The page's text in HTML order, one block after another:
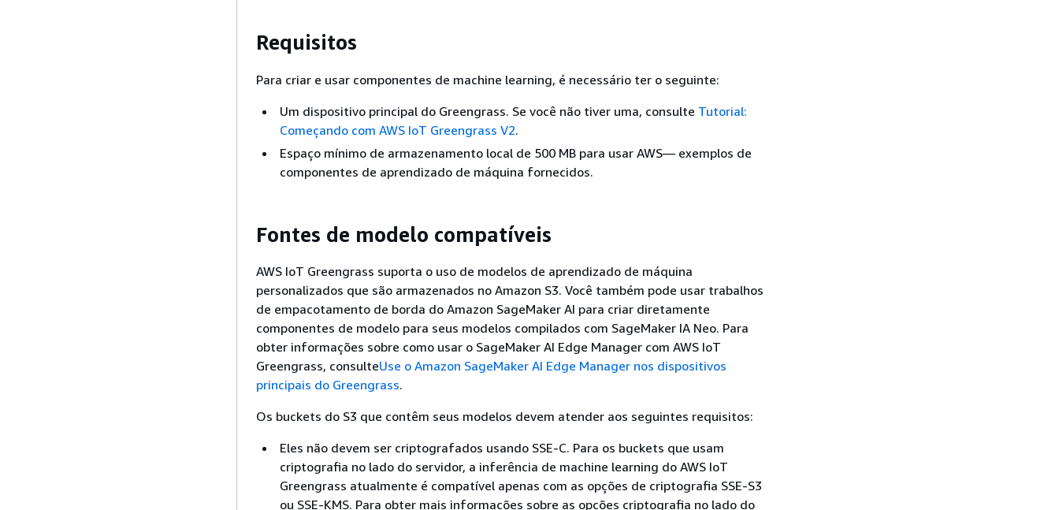
Requisitos
Para criar e usar componentes de machine learning, é necessário ter o seguinte:
Um dispositivo principal do Greengrass. Se você não tiver uma, consulte Tutorial:
Começando com AWS IoT Greengrass V2.
Espaço mínimo de armazenamento local de 500 MB para usar AWS— exemplos de
componentes de aprendizado de máquina fornecidos.
Fontes de modelo compatíveis
AWS IoT Greengrass suporta o uso de modelos de aprendizado de máquina
personalizados que são armazenados no Amazon S3. Você também pode usar trabalhos
de empacotamento de borda do Amazon SageMaker AI para criar diretamente
componentes de modelo para seus modelos compilados com SageMaker IA Neo. Para
obter informações sobre como usar o SageMaker AI Edge Manager com AWS IoT
Greengrass, consulteUse o Amazon SageMaker AI Edge Manager nos dispositivos
principais do Greengrass.
Os buckets do S3 que contêm seus modelos devem atender aos seguintes requisitos:
Eles não devem ser criptografados usando SSE-C. Para os buckets que usam
criptografia no lado do servidor, a inferência de machine learning do AWS IoT
Greengrass atualmente é compatível apenas com as opções de criptografia SSE-S3
ou SSE-KMS. Para obter mais informações sobre as opções criptografia no lado do